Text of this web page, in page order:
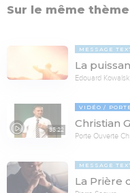
Sur le même thème
MESSAGE
La
Edouard
35:22
VIDÉO
Christian
Porte Ouverte
MESSAGE
La Prière